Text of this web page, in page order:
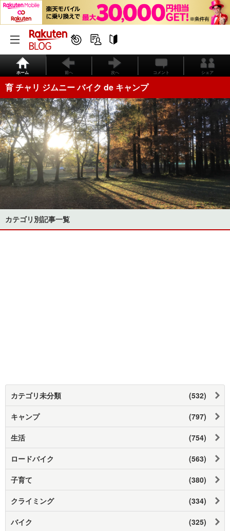
ホーム 前へ 次へ コメント シェア
育 チャリ ジムニー バイク de キャンプ
カテゴリ別記事一覧
カテゴリ未分類 (532)
キャンプ (797)
生活 (754)
ロードバイク (563)
子育て (380)
クライミング (334)
バイク (325)